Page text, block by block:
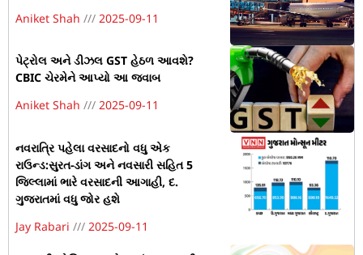
Aniket Shah
2025-09-11
પેટ્રોલ અને ડીઝલ GST હેઠળ આવશે?
CBIC ચેરમેને આપ્યો આ જવાબ
Aniket Shah
2025-09-11
નવરાત્રિ પહેલા વરસાદનો વધુ એક
રાઉન્ડ:સુરત-ડાંગ અને નવસારી સહિત 5
જિલ્લામાં ભારે વરસાદની આગાહી, દ.
ગુજરાતમાં વધુ જોર હશે
Jay Rabari
2025-09-11